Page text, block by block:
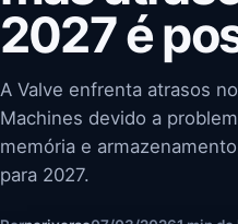
2027 é
A Valve enfrenta atrasos
Machines devido a
memória e
para 2027.